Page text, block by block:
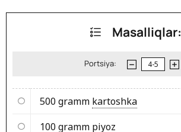
Masalliqlar:
Portsiya:
500 gramm kartoshka
100 gramm piyoz